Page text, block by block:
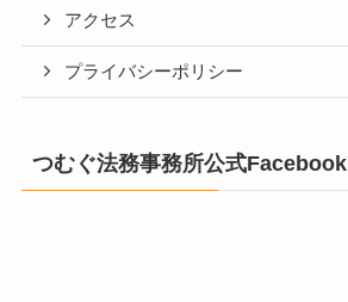
アクセス
プライバシーポリシー
つむぐ法務事務所公式Facebook